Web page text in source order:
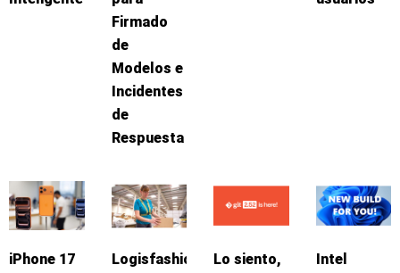
Firmado
de
Modelos e
Incidentes
de
Respuesta
iPhone 17
Logisfashion
Lo siento,
Intel